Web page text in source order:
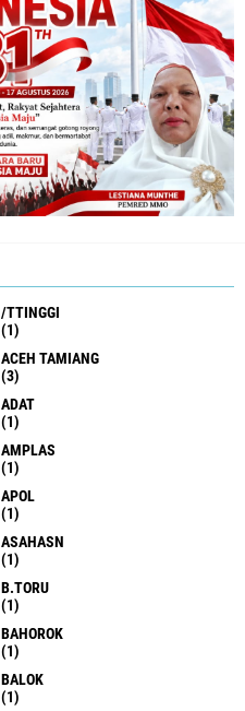
/TTINGGI
(1)
ACEH TAMIANG
(3)
ADAT
(1)
AMPLAS
(1)
APOL
(1)
ASAHASN
(1)
B.TORU
(1)
BAHOROK
(1)
BALOK
(1)